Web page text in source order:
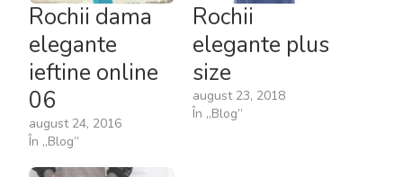
Rochii dama
elegante
ieftine online
06
august 24, 2016
În „Blog”
Rochii
elegante plus
size
august 23, 2018
În „Blog”